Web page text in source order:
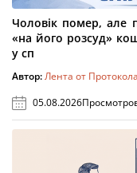
Чоловік помер, але
«на його розсуд»
у сп
Автор:Лента от Протокола
05.08.2026